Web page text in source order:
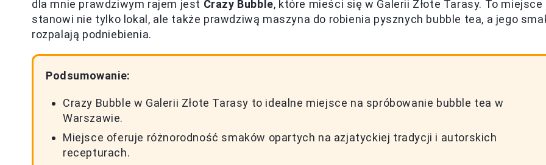
dla mnie prawdziwym rajem jest Crazy Bubble, które mieści się w Galerii Złote Tarasy. To miejsce
stanowi nie tylko lokal, ale także prawdziwą maszyna do robienia pysznych bubble tea, a jego
rozpalają podniebienia.
Podsumowanie:
Crazy Bubble w Galerii Złote Tarasy to idealne miejsce na spróbowanie bubble tea w
Warszawie.
Miejsce oferuje różnorodność smaków opartych na azjatyckiej tradycji i autorskich
recepturach.